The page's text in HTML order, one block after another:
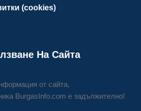
(cookies)
На Сайта
от сайта,
BurgasInfo.com е задължително!